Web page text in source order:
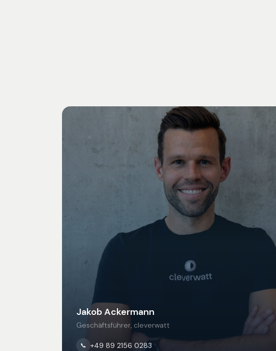
Jakob Ackermann
Geschäftsführer, cleverwatt
📞 +49 89 2156 0283